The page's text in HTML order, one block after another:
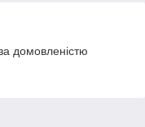
домовленістю